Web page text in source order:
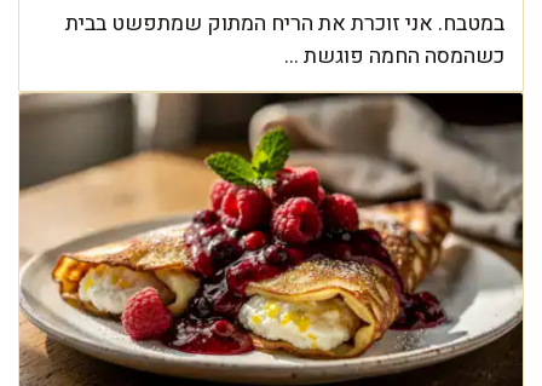
במטבח. אני זוכרת את הריח המתוק שמתפשט בבית
כשהמסה החמה פוגשת ...